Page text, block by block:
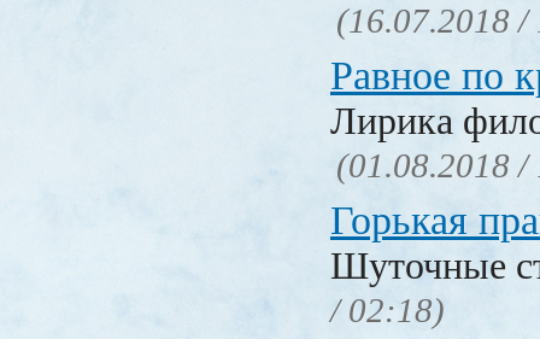
(16.07.2018 /
Равное по
Лирика
(01.08.2018 /
Горькая
Шуточные
/ 02:18)